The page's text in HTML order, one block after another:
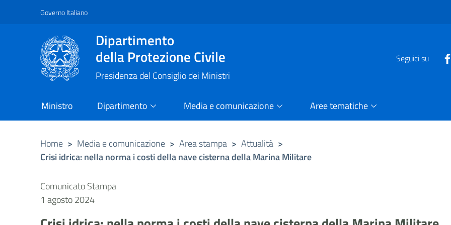
Vai al contenuto principale
Raggiungi il piè di pagina
Governo Italiano
Dipartimento
della Protezione Civile
Presidenza del Consiglio dei Ministri
Seguici su
Ministro Dipartimento Media e comunicazione Aree tematiche
Home > Media e comunicazione > Area stampa > Attualità >
Crisi idrica: nella norma i costi della nave cisterna della Marina Militare
Comunicato Stampa
1 agosto 2024